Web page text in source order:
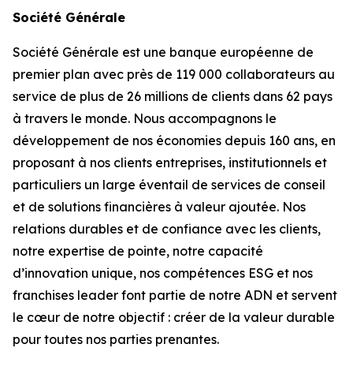
Société Générale
Société Générale est une banque européenne de
premier plan avec près de 119 000 collaborateurs au
service de plus de 26 millions de clients dans 62 pays
à travers le monde. Nous accompagnons le
développement de nos économies depuis 160 ans, en
proposant à nos clients entreprises, institutionnels et
particuliers un large éventail de services de conseil
et de solutions financières à valeur ajoutée. Nos
relations durables et de confiance avec les clients,
notre expertise de pointe, notre capacité
d’innovation unique, nos compétences ESG et nos
franchises leader font partie de notre ADN et servent
le cœur de notre objectif : créer de la valeur durable
pour toutes nos parties prenantes.